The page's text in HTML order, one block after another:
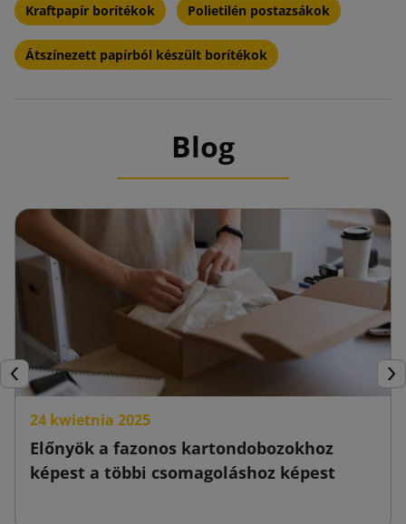
Kraftpapír borítékok Polietilén postazsákok
Átszínezett papírból készült borítékok
Blog
Előző
24 kwietnia 2025
Előnyök a fazonos kartondobozokhoz
képest a többi csomagoláshoz képest